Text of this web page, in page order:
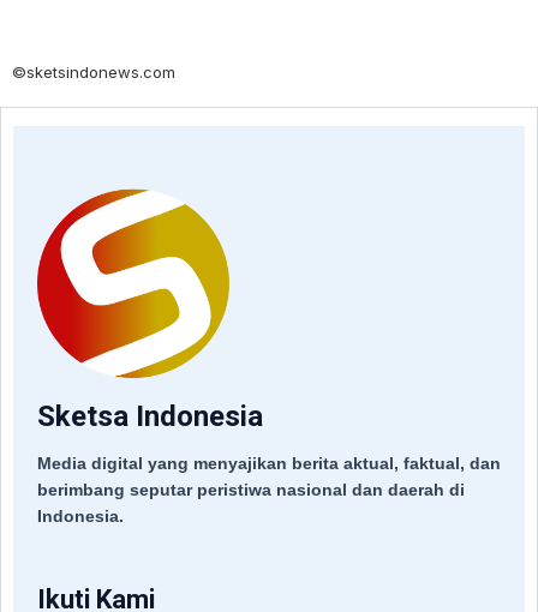
©sketsindonews.com
Sketsa Indonesia
Media digital yang menyajikan berita aktual, faktual, dan
berimbang seputar peristiwa nasional dan daerah di
Indonesia.
Ikuti Kami